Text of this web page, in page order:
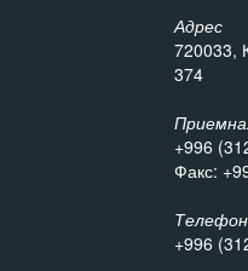
Адрес
720033,
374
+996
Факс:
+996